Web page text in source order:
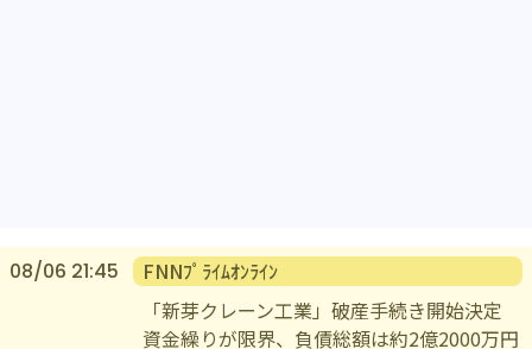
08/06 21:45
FNNﾌﾟﾗｲﾑｵﾝﾗｲﾝ
「新芽クレーン工業」破産手続き開始決定